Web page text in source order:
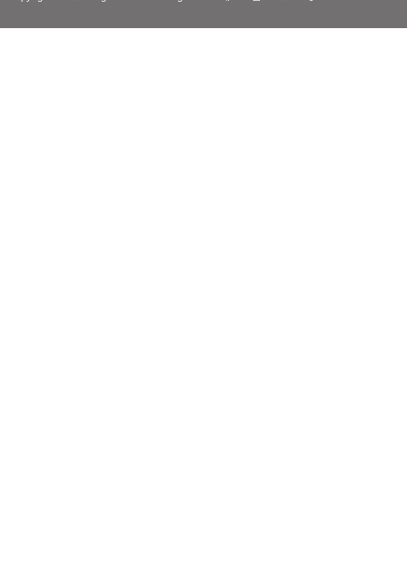
Copyright©2021 Jiang Architects＆ Engineers 沪ICP备14031641号-1